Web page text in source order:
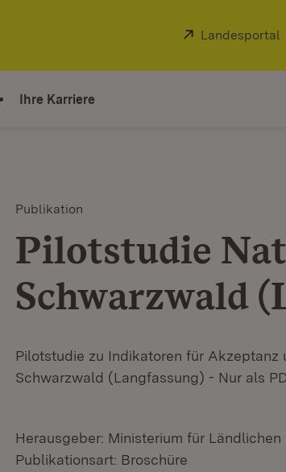
Extern:
Landesportal
Ihre Karriere
Publikation
Pilotstudie
Schwarzwald
Pilotstudie zu Indikatoren für
Schwarzwald (Langfassung) - Nur als
Herausgeber: Ministerium für
Publikationsart: Broschüre